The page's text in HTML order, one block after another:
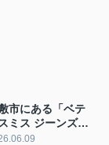
市にある「ベテ
ミス ジーンズミ
ジアム」の概